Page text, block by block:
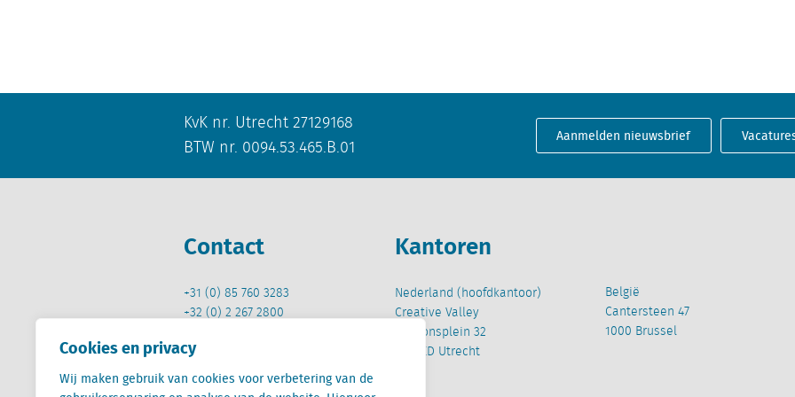
Cookies en privacy
Wij maken gebruik van cookies voor verbetering van de
KvK nr. Utrecht 27129168
BTW nr. 0094.53.465.B.01
Aanmelden nieuwsbrief
Contact
+31 (0) 85 760 3283
+32 (0) 2 267 2800
info@locatus.com
Kantoren
Nederland (hoofdkantoor)
Creative Valley
Stationsplein 32
3511 ED Utrecht
België
Cantersteen 47
1000 Brussel